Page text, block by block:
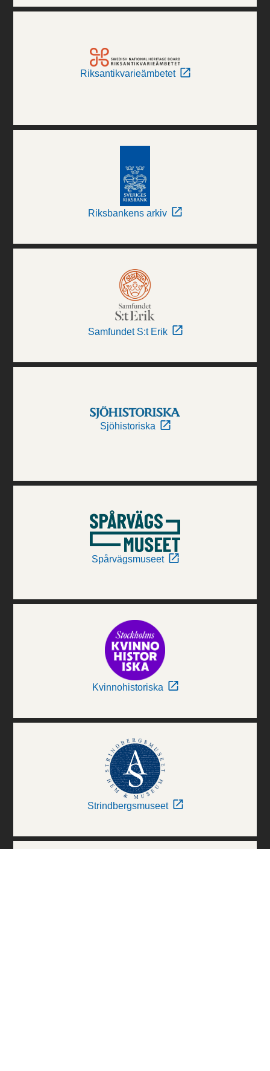
Riksantikvarieämbetet
Riksbankens arkiv
Samfundet S:t Erik
Sjöhistoriska
Spårvägsmuseet
Kvinnohistoriska
Strindbergsmuseet